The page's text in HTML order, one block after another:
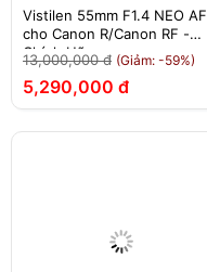
Vistilen 55mm F1.4 NEO AF
cho Canon R/Canon RF -
Chính Hãng
13,000,000 đ (Giảm: -59%)
5,290,000 đ